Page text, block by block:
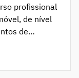
profissional
de nível
de
for